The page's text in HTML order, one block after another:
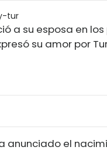
a su esposa en
su amor por
anunciado el